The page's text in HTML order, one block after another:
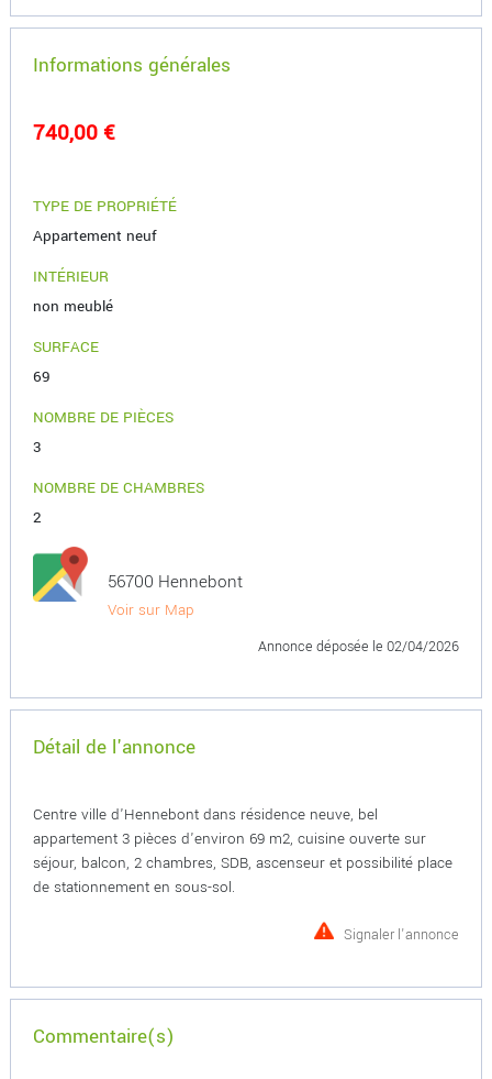
Informations générales
740,00 €
TYPE DE PROPRIÉTÉ
Appartement neuf
INTÉRIEUR
non meublé
SURFACE
69
NOMBRE DE PIÈCES
3
NOMBRE DE CHAMBRES
2
56700 Hennebont
Voir sur Map
Annonce déposée le 02/04/2026
Détail de l'annonce
Centre ville d'Hennebont dans résidence neuve, bel
appartement 3 pièces d'environ 69 m2, cuisine ouverte sur
séjour, balcon, 2 chambres, SDB, ascenseur et possibilité place
de stationnement en sous-sol.
Signaler l'annonce
Commentaire(s)